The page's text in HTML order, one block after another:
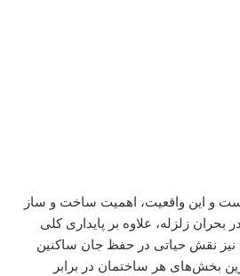
و این واقعیت، اهمیت ساخت و ساز
بحران زلزله، علاوه بر پایداری کلی
نیز نقش حیاتی در حفظ جان ساکنین
بخش‌های هر ساختمان در برابر